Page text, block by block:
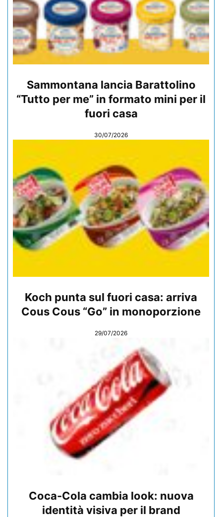
Sammontana lancia Barattolino
“Tutto per me” in formato mini per il
fuori casa
30/07/2026
Koch punta sul fuori casa: arriva
Cous Cous “Go” in monoporzione
29/07/2026
Coca-Cola cambia look: nuova
identità visiva per il brand